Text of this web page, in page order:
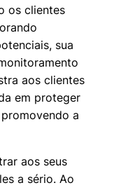
os clientes
sua
aos clientes
em proteger
a
aos seus
a sério. Ao